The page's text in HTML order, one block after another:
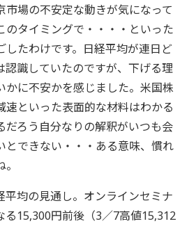
市場の不安定な動きが気になって
のタイミングで・・・・といった
したわけです。日経平均が連日ど
認識していたのですが、下げる理
かに不安かを感じました。米国株
速といった表面的な材料はわかる
だろう自分なりの解釈がいつも会
とできない・・・ある意味、慣れ
平均の見通し。オンラインセミナ
る15,300円前後（3／7高値15,312